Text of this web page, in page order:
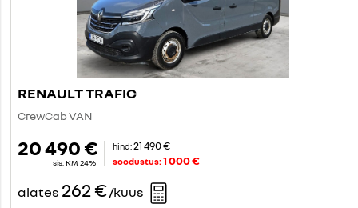
RENAULT TRAFIC
CrewCab VAN
20 490 €
sis. KM 24%
hind: 21 490 €
soodustus:1 000 €
alates 262 €/kuus